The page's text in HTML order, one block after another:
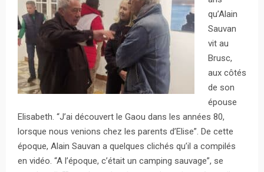
qu’Alain
Sauvan
vit au
Brusc,
aux côtés
de son
épouse
Elisabeth. “J’ai découvert le Gaou dans les années 80,
lorsque nous venions chez les parents d’Elise”. De cette
époque, Alain Sauvan a quelques clichés qu’il a compilés
en vidéo. “A l’époque, c’était un camping sauvage”, se